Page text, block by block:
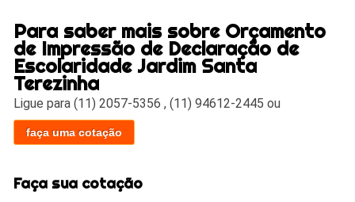
Para saber mais sobre Orçamento
de Impressão de Declaração de
Escolaridade Jardim Santa
Terezinha
Ligue para(11) 2057-5356 ,(11) 94612-2445 ou
faça uma cotação
Faça sua cotação